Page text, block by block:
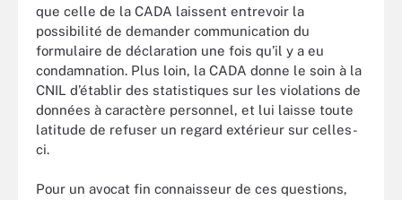
que celle de la CADA laissent entrevoir la
possibilité de demander communication du
formulaire de déclaration une fois qu’il y a eu
condamnation. Plus loin, la CADA donne le soin à la
CNIL d’établir des statistiques sur les violations de
données à caractère personnel, et lui laisse toute
latitude de refuser un regard extérieur sur celles-
ci.
Pour un avocat fin connaisseur de ces questions,